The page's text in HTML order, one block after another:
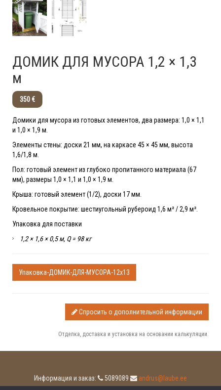
ДОМИК ДЛЯ МУСОРА 1,2 × 1,3
м
350 €
Домики для мусора из готовых элементов, два размера: 1,0 × 1,1
и 1,0 × 1,9 м.
Элементы стены: доски 21 мм, на каркасе 45 × 45 мм, высота
1,6/1,8 м.
Пол: готовый элемент из глубоко пропитанного материала (67
мм), размеры 1,0 × 1,1 и 1,0 × 1,9 м.
Крыша: готовый элемент (1/2), доски 17 мм.
Кровельное покрытие: шестиугольный рубероид 1,6 м² / 2,9 м².
Упаковка для поставки
1,2 × 1,6 × 0,5 м, Q = 98 кг
Упаковка-ДОМИК-ДЛЯ-МУСОРА-12x13
Спросить о дополнительной информации
Отделка, доставка и установка на основании калькуляции.
Информация и заказ: 5089089 andrus@laube.ee